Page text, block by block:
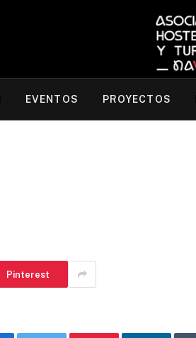
EVENTOS PROYECTOS
Pinterest